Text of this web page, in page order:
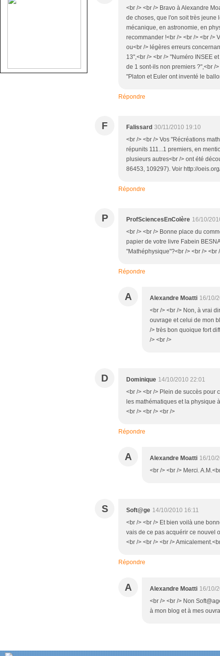
<br /> <br /> Bravo à Alexandre
de choses, que l'on soit très jeune
mécanique, en astronomie, en
recommander !<br /> <br /> <br />
ou<br /> légères erreurs
13",<br /> <br /> "Numéro INSEE
de 1 sont-ils non premiers ?",<br /
"Platon et Euler ont inventé le
Répondre
F Falissard 30/11/2010 19:10
<br /> <br /> Vos "Récréations
répunits 111...1 premiers, en
plusieurs autres<br /> ont été
86453, 109297). Voir http://
Répondre
P ProfSciencesEnColère 16/10/
<br /> <br /> Bonne place du
papier de votre livre Fabein
"Mathéphysique"?<br /> <br /> <br
Répondre
A Alexandre Moatti 16/10/
<br /> <br /> Non, à vrai
ouvrage et celui de mon
/> très bon quoique fort
/> <br />
D Dominique 14/10/2010 22:01
<br /> <br /> Plein de succès pour
les mathématiques et la physique
<br /> <br /> <br />
Répondre
A Alexandre Moatti 16/10/
<br /> <br /> Merci.
S Soft@ge 14/10/2010 16:11
<br /> <br /> Et bien voilà une
vais de ce pas acquérir ce nouvel
<br /> <br /> <br />
Répondre
A Alexandre Moatti 16/10/
<br /> <br /> Non
à mon blog et à mes